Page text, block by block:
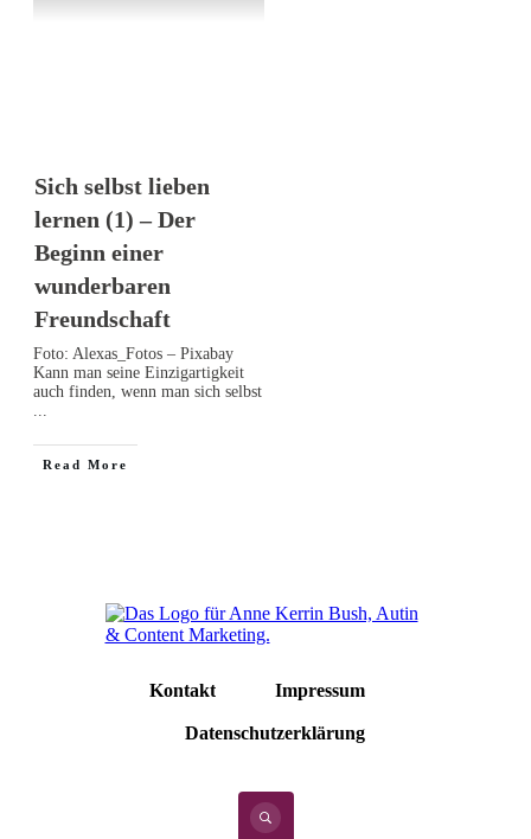
Sich selbst lieben
lernen (1) – Der
Beginn einer
wunderbaren
Freundschaft
Foto: Alexas_Fotos – Pixabay
Kann man seine Einzigartigkeit
auch finden, wenn man sich selbst
Read More
Kontakt Impressum
Datenschutzerklärung